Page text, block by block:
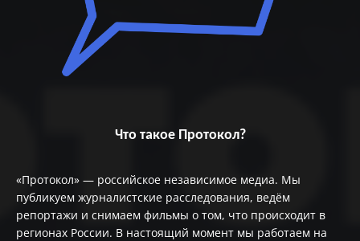
Что такое Протокол?
«Протокол» — российское независимое медиа. Мы
публикуем журналистские расследования, ведём
репортажи и снимаем фильмы о том, что происходит в
регионах России. В настоящий момент мы работаем на